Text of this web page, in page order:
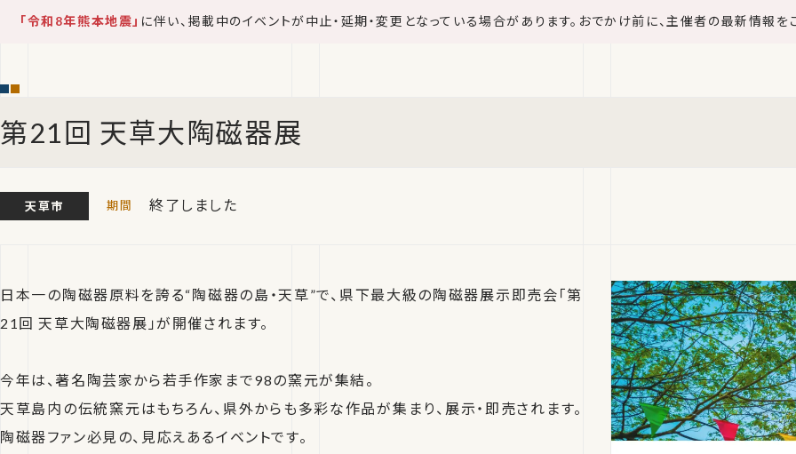
「令和8年熊本地震」 に伴い、掲載中のイベントが中止・延期・変更となっている場合があります。おでかけ前に、主催者の最新情報を
第21回 天草大陶磁器展
天草市 終了しました
日本一の陶磁器原料を誇る“陶磁器の島・天草”で、県下最大級の陶磁器展示即売会「第
21回 天草大陶磁器展」が開催されます。
今年は、著名陶芸家から若手作家まで98の窯元が集結。
天草島内の伝統窯元はもちろん、県外からも多彩な作品が集まり、展示・即売されます。
陶磁器ファン必見の、見応えあるイベントです。